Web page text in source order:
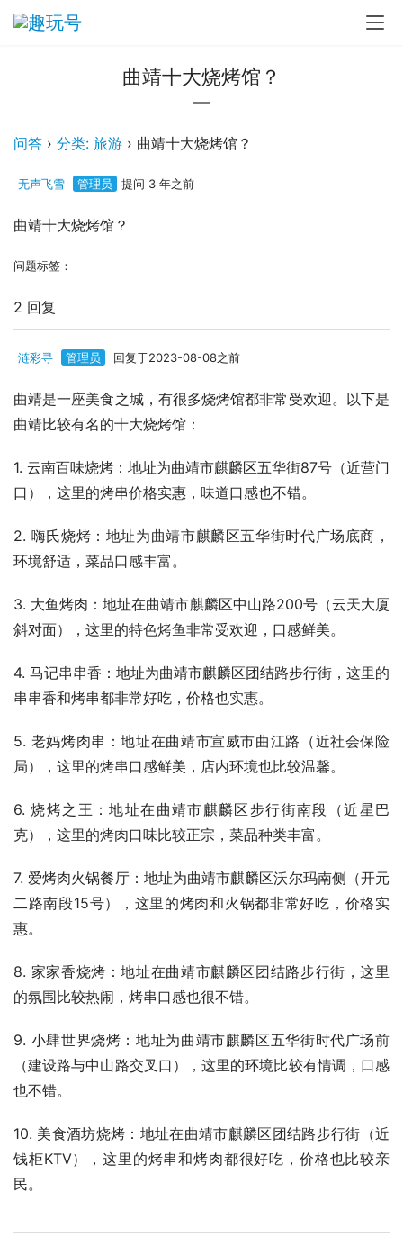
曲靖十大烧烤馆？
问答 › 分类: 旅游 › 曲靖十大烧烤馆？
无声飞雪 管理员 提问 3 年之前
曲靖十大烧烤馆？
问题标签：
2 回复
涟彩寻 管理员 回复于2023-08-08之前
曲靖是一座美食之城，有很多烧烤馆都非常受欢迎。以下是
曲靖比较有名的十大烧烤馆：
1. 云南百味烧烤：地址为曲靖市麒麟区五华街87号（近营门
口），这里的烤串价格实惠，味道口感也不错。
2. 嗨氏烧烤：地址为曲靖市麒麟区五华街时代广场底商，
环境舒适，菜品口感丰富。
3. 大鱼烤肉：地址在曲靖市麒麟区中山路200号（云天大厦
斜对面），这里的特色烤鱼非常受欢迎，口感鲜美。
4. 马记串串香：地址为曲靖市麒麟区团结路步行街，这里的
串串香和烤串都非常好吃，价格也实惠。
5. 老妈烤肉串：地址在曲靖市宣威市曲江路（近社会保险
局），这里的烤串口感鲜美，店内环境也比较温馨。
6. 烧烤之王：地址在曲靖市麒麟区步行街南段（近星巴
克），这里的烤肉口味比较正宗，菜品种类丰富。
7. 爱烤肉火锅餐厅：地址为曲靖市麒麟区沃尔玛南侧（开元
二路南段15号），这里的烤肉和火锅都非常好吃，价格实
惠。
8. 家家香烧烤：地址在曲靖市麒麟区团结路步行街，这里
的氛围比较热闹，烤串口感也很不错。
9. 小肆世界烧烤：地址为曲靖市麒麟区五华街时代广场前
（建设路与中山路交叉口），这里的环境比较有情调，口感
也不错。
10. 美食酒坊烧烤：地址在曲靖市麒麟区团结路步行街（近
钱柜KTV），这里的烤串和烤肉都很好吃，价格也比较亲
民。